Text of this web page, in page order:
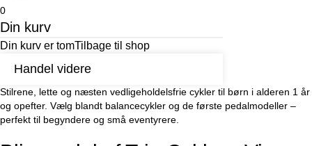
0
Din kurv
Din kurv er tomTilbage til shop
Handel videre
Stilrene, lette og næsten vedligeholdelsfrie cykler til børn i alderen 1 år
og opefter. Vælg blandt balancecykler og de første pedalmodeller –
perfekt til begyndere og små eventyrere.